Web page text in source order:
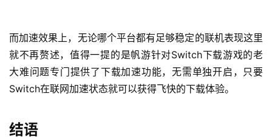
而加速效果上，无论哪个平台都有足够稳定的联机表现这里
就不再赘述，值得一提的是帆游针对Switch下载游戏的老
大难问题专门提供了下载加速功能，无需单独开启，只要
Switch在联网加速状态就可以获得飞快的下载体验。
结语